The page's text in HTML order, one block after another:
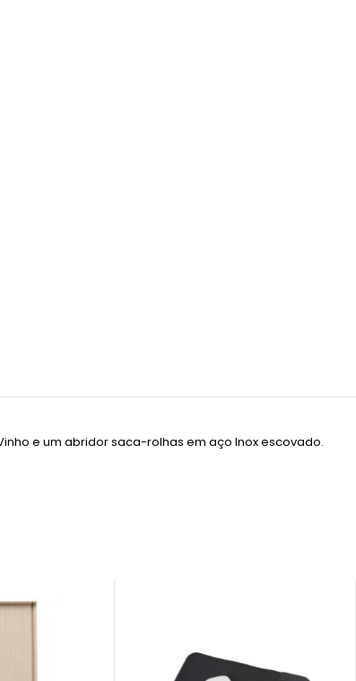
e um abridor saca-rolhas em aço Inox escovado.